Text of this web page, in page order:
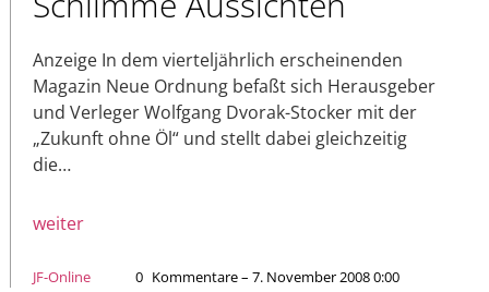
Anzeige In dem vierteljährlich erscheinenden
Magazin Neue Ordnung befaßt sich Herausgeber
und Verleger Wolfgang Dvorak-Stocker mit der
„Zukunft ohne Öl“ und stellt dabei gleichzeitig
die…
weiter
JF-Online 0 Kommentare – 7. November 2008 0:00